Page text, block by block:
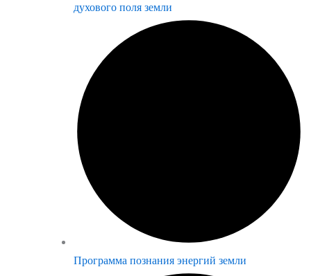
духового поля земли
Программа познания энергий земли